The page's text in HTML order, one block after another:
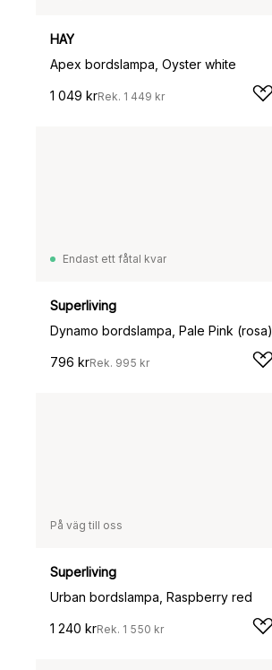
HAY
Apex bordslampa, Oyster white
1 049 krRek. 1 449 kr
Endast ett fåtal kvar
Superliving
Dynamo bordslampa, Pale Pink (rosa)
796 krRek. 995 kr
På väg till oss
Superliving
Urban bordslampa, Raspberry red
1 240 krRek. 1 550 kr